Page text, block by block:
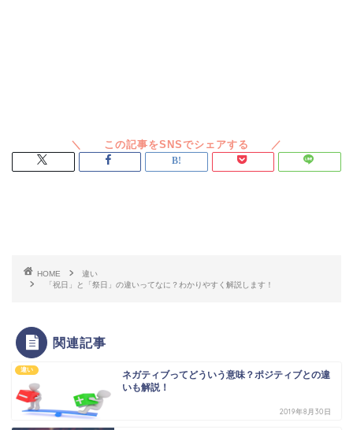
HOME
違い
「祝日」と「祭日」の違いってなに？わかりやすく解説します！
関連記事
違い
ネガティブってどういう意味？ポジティブとの違
いも解説！
2019年8月30日